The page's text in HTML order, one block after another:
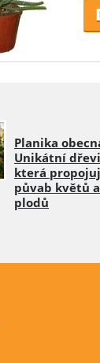
Planika
Unikátní
která
půvab květů
plodů